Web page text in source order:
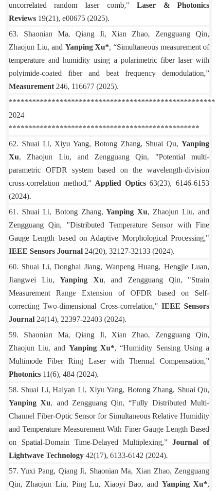
uncorrelated random laser comb,"Laser & Photonics
Reviews19(21), e00675 (2025).
63. Shaonian Ma, Qiang Ji, Xian Zhao, Zengguang Qin,
Zhaojun Liu, and Yanping Xu*, “Simultaneous measurement of
temperature and humidity using a polarimetric fiber laser with
polyimide-coated fiber and beat frequency demodulation,”
Measurement246, 116677 (2025).
2024
*************************************************
62. Shuai Li, Xiyu Yang, Botong Zhang, Shuai Qu,Yanping
Xu, Zhaojun Liu, and Zengguang Qin, "Potential multi-
parametric OFDR system based on the wavelength-division
cross-correlation method," Applied Optics63(23), 6146-6153
(2024).
61. Shuai Li, Botong Zhang,Yanping Xu, Zhaojun Liu, and
Zengguang Qin, "Distributed Temperature Sensor with Fine
Gauge Length based on Adaptive Morphological Processing,"
IEEE Sensors Journal24(20), 32127-32133 (2024).
60. Shuai Li, Donghai Jiang, Wanpeng Huang, Hengjie Luan,
Jiangwei Liu,Yanping Xu, and Zengguang Qin, "Strain
Measurement Range Extension of OFDR based on Self-
correcting Two-dimensional Cross-correlation," IEEE Sensors
Journal24(14), 22397-22403 (2024).
59. Shaonian Ma, Qiang Ji, Xian Zhao, Zengguang Qin,
Zhaojun Liu, and Yanping Xu*, “Humidity Sensing Using a
Multimode Fiber Ring Laser with Thermal Compensation,”
Photonics11(6), 484 (2024).
58. Shuai Li, Haiyan Li, Xiyu Yang, Botong Zhang, Shuai Qu,
Yanping Xu, and Zengguang Qin, “Fully Distributed Multi-
Channel Fiber-Optic Sensor for Simultaneous Relative Humidity
and Temperature Measurement With Finer Gauge Length Based
on Spatial-Domain Time-Delayed Multiplexing,”Journal of
Lightwave Technology42(17), 6133-6142 (2024).
57. Yuxi Pang, Qiang Ji, Shaonian Ma, Xian Zhao, Zengguang
Qin, Zhaojun Liu, Ping Lu, Xiaoyi Bao, and Yanping Xu*,